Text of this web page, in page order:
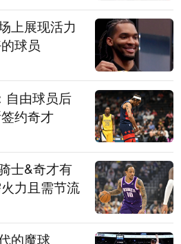
上展现活力
球员
自由球员后
约奇才
士&奇才有
力且需节流
的魔球